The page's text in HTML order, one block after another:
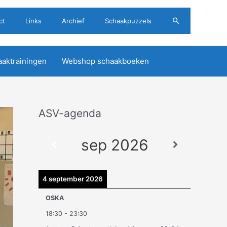
Links Archief Schaakpuzzels Zoeken
Webshop schaakboeken
ASV-agenda
sep 2026
4 september 2026
OSKA
18:30 - 23:30
A
e